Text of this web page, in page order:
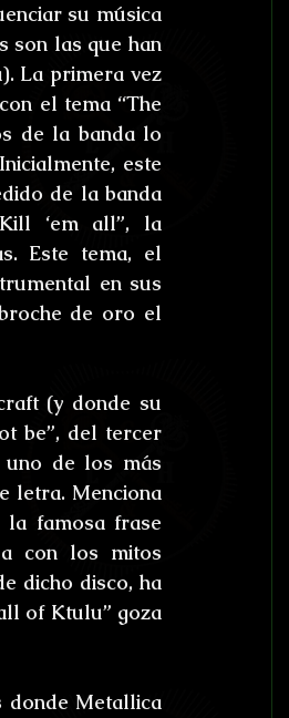
su música
son las que han
La primera vez
el tema “The
de la banda lo
este
de la banda
‘em all”, la
Este tema, el
en sus
de oro el
(y donde su
be”, del tercer
uno de los más
letra. Menciona
la famosa frase
con los mitos
dicho disco, ha
of Ktulu” goza
donde Metallica